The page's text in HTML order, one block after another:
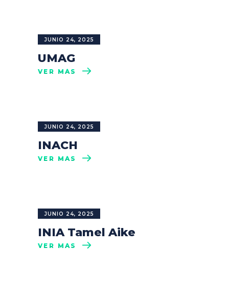
JUNIO 24, 2025
UMAG
VER MÁS
JUNIO 24, 2025
INACH
VER MÁS
JUNIO 24, 2025
INIA Tamel Aike
VER MÁS